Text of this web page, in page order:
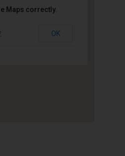
Paris
Maps correctly.
OK